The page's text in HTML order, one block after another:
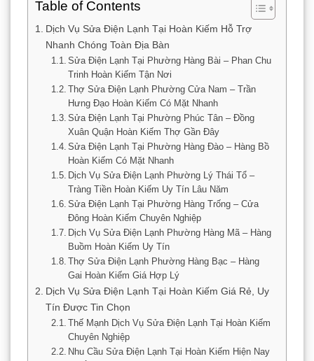
Table of Contents
Dịch Vụ Sửa Điện Lạnh Tại Hoàn Kiếm Hỗ Trợ
Nhanh Chóng Toàn Địa Bàn
Sửa Điện Lạnh Tại Phường Hàng Bài – Phan Chu
Trinh Hoàn Kiếm Tận Nơi
Thợ Sửa Điện Lạnh Phường Cửa Nam – Trần
Hưng Đạo Hoàn Kiếm Có Mặt Nhanh
Sửa Điện Lạnh Tại Phường Phúc Tân – Đồng
Xuân Quận Hoàn Kiếm Thợ Gần Đây
Sửa Điện Lạnh Tại Phường Hàng Đào – Hàng Bồ
Hoàn Kiếm Có Mặt Nhanh
Dịch Vụ Sửa Điện Lạnh Phường Lý Thái Tổ –
Tràng Tiền Hoàn Kiếm Uy Tín Lâu Năm
Sửa Điện Lạnh Tại Phường Hàng Trống – Cửa
Đông Hoàn Kiếm Chuyên Nghiệp
Dịch Vụ Sửa Điện Lạnh Phường Hàng Mã – Hàng
Buồm Hoàn Kiếm Uy Tín
Thợ Sửa Điện Lạnh Phường Hàng Bạc – Hàng
Gai Hoàn Kiếm Giá Hợp Lý
Dịch Vụ Sửa Điện Lạnh Tại Hoàn Kiếm Giá Rẻ, Uy
Tín Được Tin Chọn
Thế Mạnh Dịch Vụ Sửa Điện Lạnh Tại Hoàn Kiếm
Chuyên Nghiệp
Nhu Cầu Sửa Điện Lạnh Tại Hoàn Kiếm Hiện Nay